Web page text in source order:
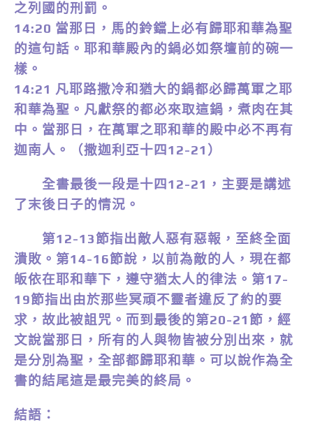
之列國的刑罰。
14:20 當那日，馬的鈴鐺上必有歸耶和華為聖
的這句話。耶和華殿內的鍋必如祭壇前的碗一
樣。
14:21 凡耶路撒冷和猶大的鍋都必歸萬軍之耶
和華為聖。凡獻祭的都必來取這鍋，煮肉在其
中。當那日，在萬軍之耶和華的殿中必不再有
迦南人。（撒迦利亞十四12-21）
全書最後一段是十四12-21，主要是講述
了末後日子的情況。
第12-13節指出敵人惡有惡報，至終全面
潰敗。第14-16節說，以前為敵的人，現在都
皈依在耶和華下，遵守猶太人的律法。第17-
19節指出由於那些冥頑不靈者違反了約的要
求，故此被詛咒。而到最後的第20-21節，經
文說當那日，所有的人與物皆被分別出來，就
是分別為聖，全部都歸耶和華。可以說作為全
書的結尾這是最完美的終局。
結語：